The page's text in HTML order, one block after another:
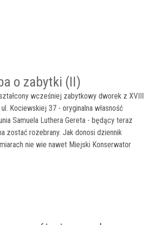
o zabytki (II)
wcześniej zabytkowy dworek z XVIII
Kociewskiej 37 - oryginalna własność
Samuela Luthera Gereta - będący teraz
zostać rozebrany. Jak donosi dziennik
nie wie nawet Miejski Konserwator